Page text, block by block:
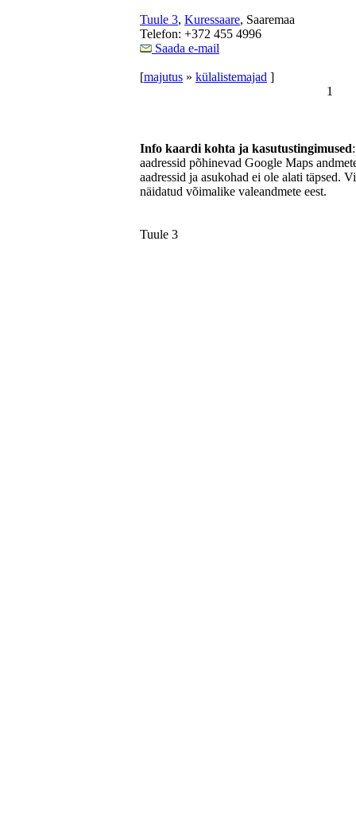
Tuule 3, Kuressaare, Saaremaa
Telefon: +372 455 4996
Saada e-mail
[majutus » külalistemajad ]
1
Info kaardi kohta ja kasutustingimused
aadressid põhinevad Google Maps
aadressid ja asukohad ei ole alati täpsed.
näidatud võimalike valeandmete eest.
Tuule 3